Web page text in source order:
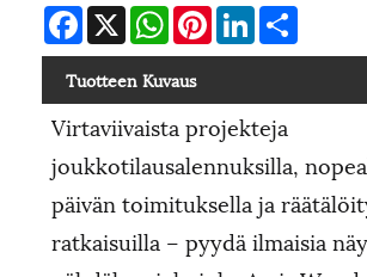
Facebook
X WhatsAppPinterestLinkedIn
Tuotteen Kuvaus
Virtaviivaista projekteja
joukkotilausalennuksilla,
päivän toimituksella ja
ratkaisuilla – pyydä ilmaisia